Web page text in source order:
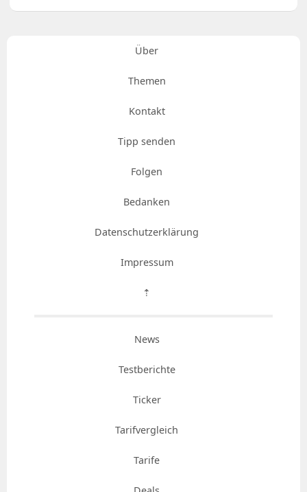
Über
Themen
Kontakt
Tipp senden
Folgen
Bedanken
Datenschutzerklärung
Impressum
⇡
News
Testberichte
Ticker
Tarifvergleich
Tarife